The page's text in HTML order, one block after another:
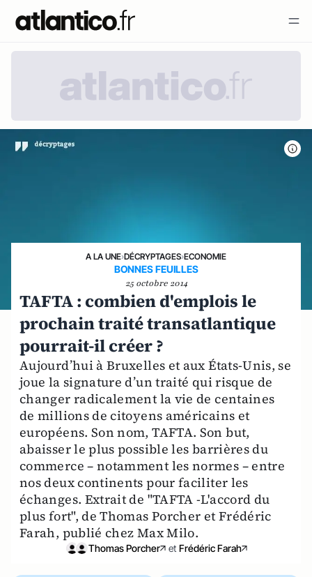
A LA UNE›DÉCRYPTAGES›ECONOMIE
BONNES FEUILLES
25 octobre 2014
TAFTA : combien d'emplois le
prochain traité transatlantique
pourrait-il créer ?
Aujourd’hui à Bruxelles et aux États-Unis, se
joue la signature d’un traité qui risque de
changer radicalement la vie de centaines
de millions de citoyens américains et
européens. Son nom, TAFTA. Son but,
abaisser le plus possible les barrières du
commerce – notamment les normes – entre
nos deux continents pour faciliter les
échanges. Extrait de "TAFTA -L'accord du
plus fort", de Thomas Porcher et Frédéric
Farah, publié chez Max Milo.
Thomas Porcher et Frédéric Farah